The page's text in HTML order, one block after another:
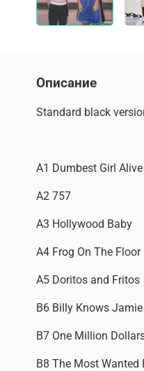
Описание
Standard black
A1 Dumbest Girl Alive
A2 757
A3 Hollywood Baby
A4 Frog On The Floor
A5 Doritos and Fritos
B6 Billy Knows Jamie
B7 One Million
B8 The Most Wanted